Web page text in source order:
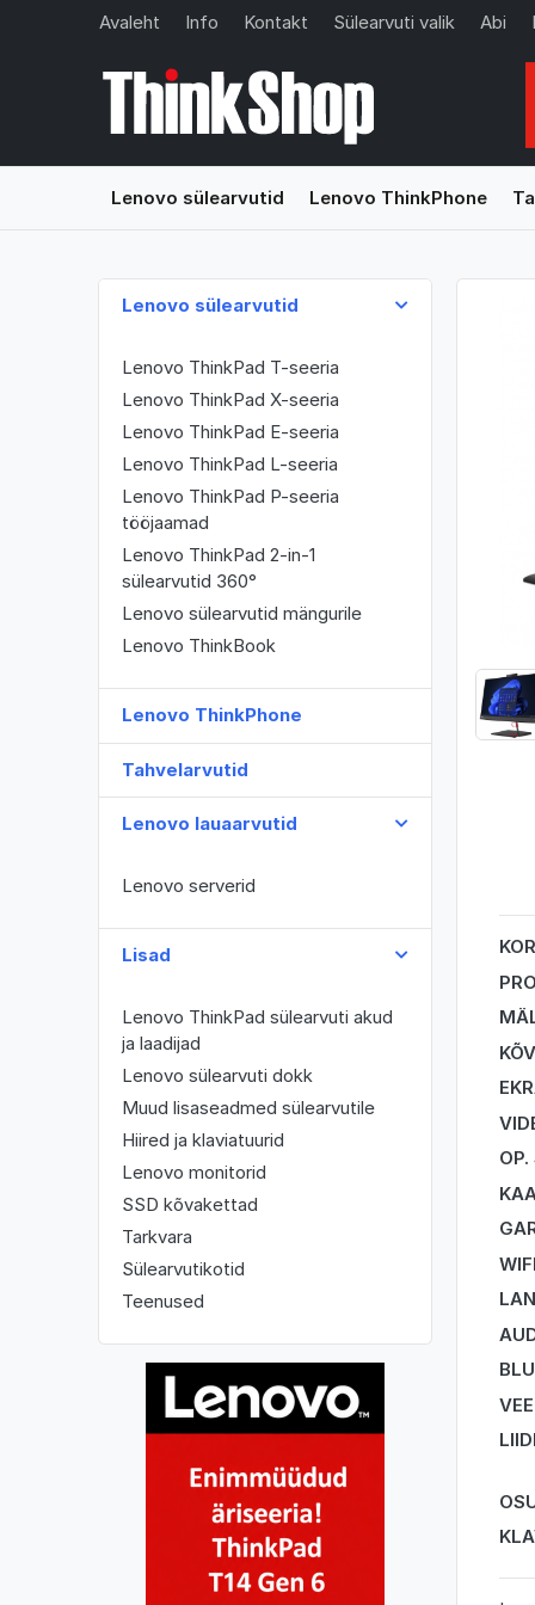
Avaleht Info Kontakt Sülearvuti valik Abi
Lenovo sülearvutid Lenovo ThinkPhone
Lenovo sülearvutid
Lenovo ThinkPad T-seeria
Lenovo ThinkPad X-seeria
Lenovo ThinkPad E-seeria
Lenovo ThinkPad L-seeria
Lenovo ThinkPad P-seeria
tööjaamad
Lenovo ThinkPad 2-in-1
sülearvutid 360°
Lenovo sülearvutid mängurile
Lenovo ThinkBook
Lenovo ThinkPhone
Tahvelarvutid
Lenovo lauaarvutid
Lenovo serverid
Lisad
Lenovo ThinkPad sülearvuti akud
ja laadijad
Lenovo sülearvuti dokk
Muud lisaseadmed sülearvutile
Hiired ja klaviatuurid
Lenovo monitorid
SSD kõvakettad
Tarkvara
Sülearvutikotid
Teenused
LAN